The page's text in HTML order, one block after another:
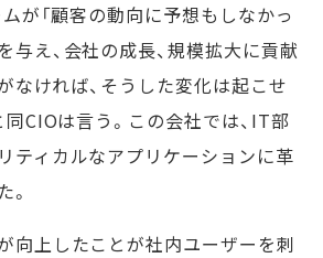
が「顧客の動向に予想もしなかっ
与え、会社の成長、規模拡大に貢献
なければ、そうした変化は起こせ
同CIOは言う。この会社では、IT部
ティカルなアプリケーションに革
向上したことが社内ユーザーを刺